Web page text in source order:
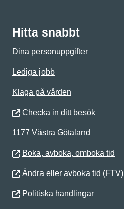
Hitta snabbt
Dina personuppgifter
Lediga jobb
Klaga på vården
Checka in ditt besök
1177 Västra Götaland
Boka, avboka, omboka tid
Ändra eller avboka tid (FTV)
Politiska handlingar